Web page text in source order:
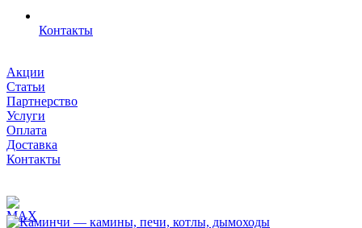
Контакты
Акции
Статьи
Партнерство
Услуги
Оплата
Доставка
Контакты